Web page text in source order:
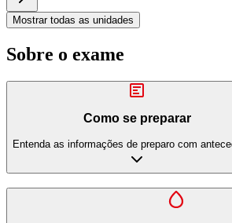
Mostrar todas as unidades
Sobre o exame
Como se preparar
Entenda as informações de preparo com